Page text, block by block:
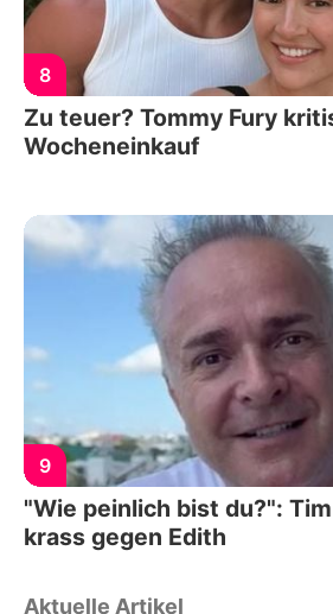
8
Zu teuer? Tommy Fury
Wocheneinkauf
9
"Wie peinlich bist du?":
krass gegen Edith
Aktuelle Artikel